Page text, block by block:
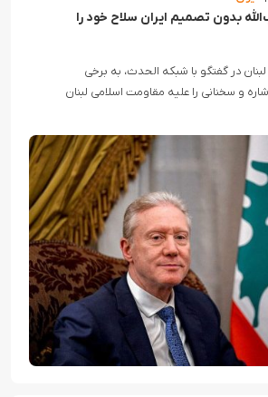
بدون تصمیم ایران سلاح خود را
در گفتگو با شبکه الحدث، به برخی
و سخنانی را علیه مقاومت اسلامی لبنان